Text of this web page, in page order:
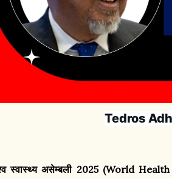
Tedros
स्वास्थ्य असेम्बली 2025 (World Health